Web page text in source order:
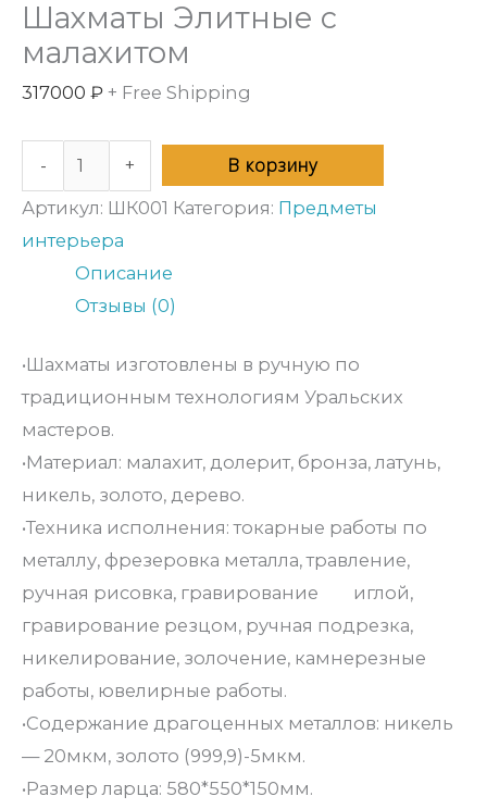
Шахматы Элитные с
малахитом
317000 ₽ + Free Shipping
- + В корзину
Артикул: ШК001 Категория: Предметы
интерьера
Описание
Отзывы (0)
•Шахматы изготовлены в ручную по
традиционным технологиям Уральских
мастеров.
•Материал: малахит, долерит, бронза, латунь,
никель, золото, дерево.
•Техника исполнения: токарные работы по
металлу, фрезеровка металла, травление,
ручная рисовка, гравирование иглой,
гравирование резцом, ручная подрезка,
никелирование, золочение, камнерезные
работы, ювелирные работы.
•Содержание драгоценных металлов: никель
— 20мкм, золото (999,9)-5мкм.
•Размер ларца: 580*550*150мм.